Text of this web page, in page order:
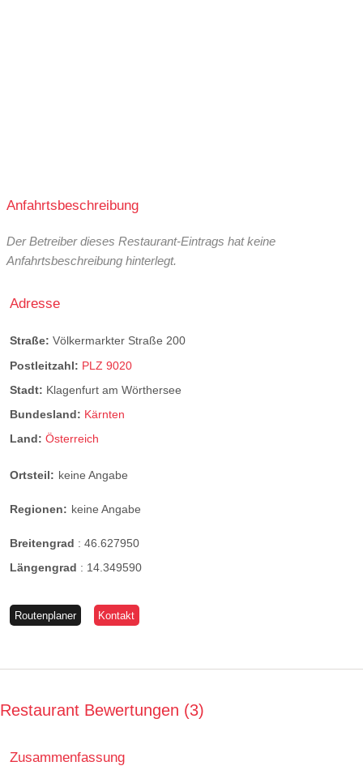
Anfahrtsbeschreibung
Der Betreiber dieses Restaurant-Eintrags hat keine
Anfahrtsbeschreibung hinterlegt.
Adresse
Straße: Völkermarkter Straße 200
Postleitzahl: PLZ 9020
Stadt: Klagenfurt am Wörthersee
Bundesland: Kärnten
Land: Österreich
Ortsteil: keine Angabe
Regionen: keine Angabe
Breitengrad : 46.627950
Längengrad : 14.349590
Routenplaner Kontakt
Restaurant Bewertungen 3
Zusammenfassung